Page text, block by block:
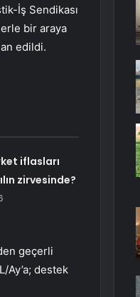
İş Sendikası
bir araya
edildi.
iflasları
zirvesinde?
geçerli
Ay’a; destek